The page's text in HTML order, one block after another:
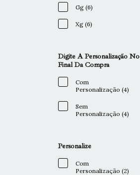
Gg (6)
Xg (6)
Digite A Personalização No
Final Da Compra
Com
Personalização (4)
Sem
Personalização (4)
Personalize
Com
Personalização (2)